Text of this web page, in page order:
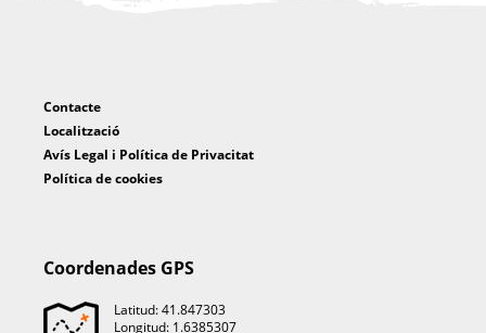
Contacte
Localització
Avís Legal i Política de Privacitat
Política de cookies
Coordenades GPS
Latitud: 41.847303
Longitud: 1.6385307